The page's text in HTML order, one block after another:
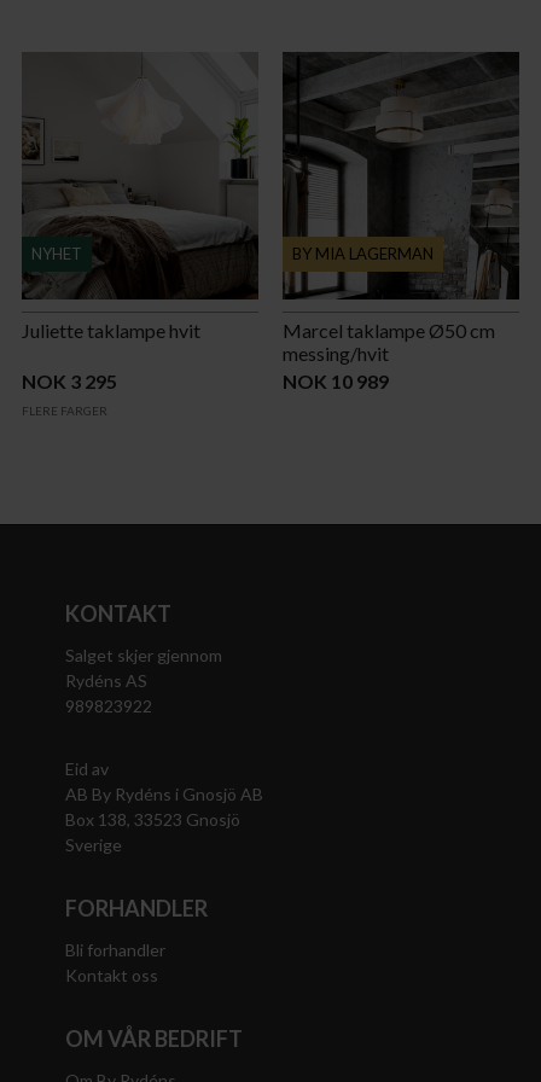
NYHET
Juliette taklampe hvit
NOK 3 295
FLERE FARGER
BY MIA LAGERMAN
Marcel taklampe Ø50 cm
messing/hvit
NOK 10 989
KONTAKT
Salget skjer gjennom
Rydéns AS
989823922
Eid av
AB By Rydéns i Gnosjö AB
Box 138, 33523 Gnosjö
Sverige
FORHANDLER
Bli forhandler
Kontakt oss
OM VÅR BEDRIFT